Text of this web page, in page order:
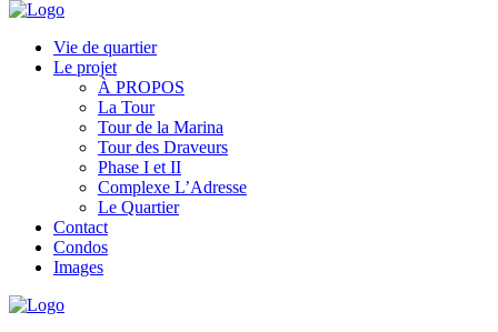
Vie de quartier
Le projet
À PROPOS
La Tour
Tour de la Marina
Tour des Draveurs
Phase I et II
Complexe L’Adresse
Le Quartier
Contact
Condos
Images